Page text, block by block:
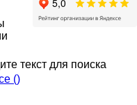
текст для поиска
()